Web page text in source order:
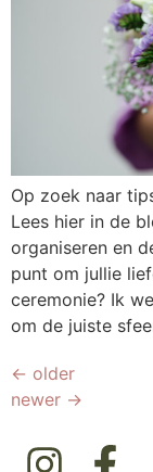
Op zoek naar
Lees hier in de
organiseren en
punt om jullie
ceremonie? Ik
om de juiste
← older
newer →